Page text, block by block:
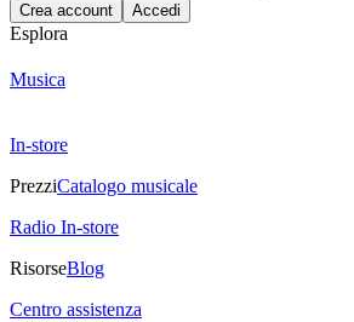
Crea account Accedi
Esplora
Musica
In-store
PrezziCatalogo musicale
Radio In-store
RisorseBlog
Centro assistenza